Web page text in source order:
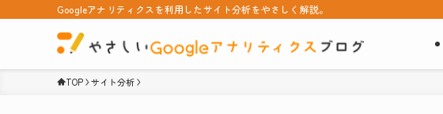
Googleアナリティクスを利用したサイト分析をやさしく解説。
TOP サイト分析